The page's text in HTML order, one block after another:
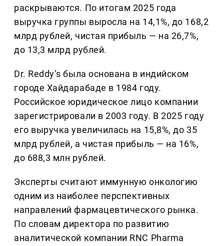
раскрываются. По итогам 2025 года
выручка группы выросла на 14,1%, до 168,2
млрд рублей, чистая прибыль — на 26,7%,
до 13,3 млрд рублей.
Dr. Reddy’s была основана в индийском
городе Хайдарабаде в 1984 году.
Российское юридическое лицо компании
зарегистрировали в 2003 году. В 2025 году
его выручка увеличилась на 15,8%, до 35
млрд рублей, а чистая прибыль — на 16%,
до 688,3 млн рублей.
Эксперты считают иммунную онкологию
одним из наиболее перспективных
направлений фармацевтического рынка.
По словам директора по развитию
аналитической компании RNC Pharma